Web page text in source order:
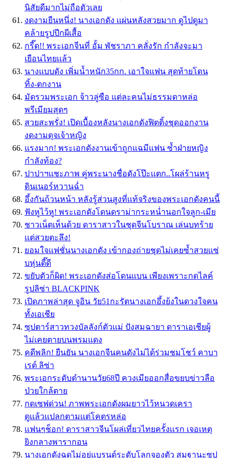
นิสัยดีมากไม่ถือตัวเลย
งดงามยืนหนึ่ง! นางเอกดัง เเผ่นหลังสวยมาก ดูไปดูมา
คล้ายรูปปีกผีเสื้อ
กรี๊ด!! พระเอกจีนที่ อั้ม พัชราภา คลั่งรัก กำลังจะมา
เยือนไทยเเล้ว
นางแบบดัง เพิ่มน้ำหนัก35กก. เอาใจแฟน สุดท้ายโดน
ทิ้ง-ตกงาน
มัดรวมพระเอก จ้าวลู่ซือ แต่ละคนไม่ธรรมดาหล่อ
พรีเมียมสุดๆ
สวยสะพรั่ง! เปิดเบื้องหลังนางเอกดังฟิตติ้งชุดออกงาน
งดงามดุจเจ้าหญิง
แรงมาก! พระเอกดังงานเข้าถูกแฉมีแฟน ซ้ำฝ่ายหญิง
กำลังท้อง?
ปาปาฯเเชะภาพ คู่พระนางชื่อดังโป๊ะเเตก..โผล่ร้านหรู
ดินเนอร์หวานฉ่ำ
อึ้งกันถ้วนหน้า หลังรู้ส่วนสูงที่เเท้จริงของพระเอกดังคนนี้
ฟังหูไว้หู! พระเอกดังโดนดราม่ากระหน่ำนอกใจลูก-เมีย
ชาวเน็ตเห็นด้วย ดาราสาวในชุดจีนโบราณ เล่นบทร้าย
เเต่สวยตะลึง!
ยอมใจแฟชั่นนางเอกดัง เข้ากองถ่ายชุดไม่เคยซ้ำสวยแซ่
บหุ่นดี๊ดี
ขยับตัวก็ผิด! พระเอกดังส่อโดนเเบน เพียงเพราะกดไลค์
รูปลิซ่า BLACKPINK
เปิดภาพล่าสุด จูอิน วัย51กะรัตนางเอกอึ้งย้งในดวงใจคน
ทั้งเอเชีย
ซุปตาร์สาวทวงบัลลังก์ตัวเเม่ ปังสมฉายา ดาราเอเชียผู้
ไม่เคยตายบนพรมแดง
คดีพลิก! ยืนยัน นางเอกจีนคนดังไม่ได้ร่วมชมโชว์ คาบา
เรต์ ลิซ่า
พระเอกระดับตำนานวัย68ปี ควงเมียออกสื่อขยบข่าวลือ
ป่วยใกล้ตาย
กดเซฟด่วน! ภาพพระเอกดังผมยาวไว้หนวดเครา
ดูเเล้วเเปลกตามเเต่โคตรหล่อ
เเฟนๆช็อก! ดาราสาวจีนโผล่เที่ยวไทยครั้งเเรก เจอเหตุ
ยิงกลางพารากอน
นางเอกดังฉุดไม่อยู่แบรนด์ระดับโลกจองตัว สมฐานะซุป